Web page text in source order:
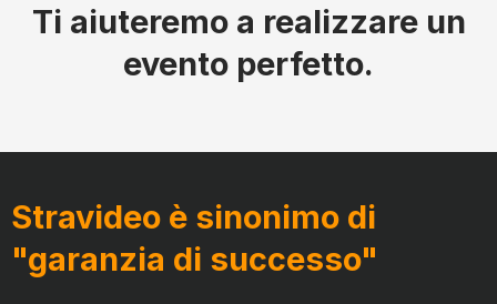
Ti aiuteremo a realizzare un
evento perfetto.
Stravideo è sinonimo di
"garanzia di successo"